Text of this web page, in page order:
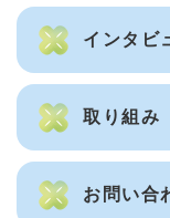
インタビ
取り組み
お問い合